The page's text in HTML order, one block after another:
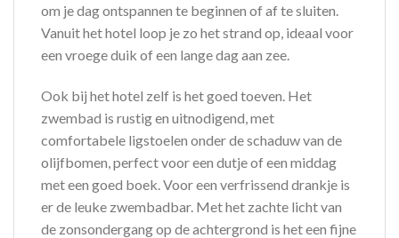
om je dag ontspannen te beginnen of af te sluiten.
Vanuit het hotel loop je zo het strand op, ideaal voor
een vroege duik of een lange dag aan zee.
Ook bij het hotel zelf is het goed toeven. Het
zwembad is rustig en uitnodigend, met
comfortabele ligstoelen onder de schaduw van de
olijfbomen, perfect voor een dutje of een middag
met een goed boek. Voor een verfrissend drankje is
er de leuke zwembadbar. Met het zachte licht van
de zonsondergang op de achtergrond is het een fijne